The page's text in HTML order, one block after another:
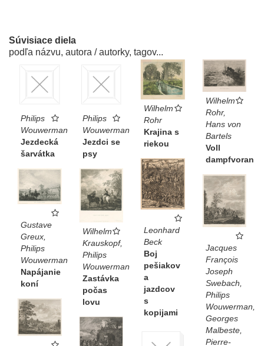
Súvisiace diela
podľa názvu, autora / autorky, tagov...
Philips
Wouwerman
Jezdecká
šarvátka
Philips
Wouwerman
Jezdci se
psy
Wilhelm
Rohr
Krajina s
riekou
Wilhelm
Rohr,
Hans von
Bartels
Voll
dampfvoran
Leonhard
Beck
Boj
pešiakov
a
jazdcov
s
kopijami
Gustave
Greux,
Philips
Wouwerman
Napájanie
koní
Wilhelm
Krauskopf,
Philips
Wouwerman
Zastávka
počas
lovu
Jacques
François
Joseph
Swebach,
Philips
Wouwerman,
Georges
Malbeste,
Pierre-